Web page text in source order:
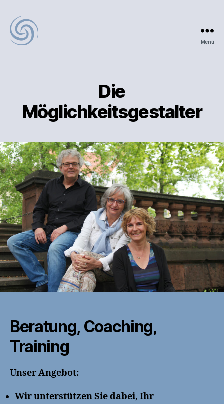
Menü
Die
Möglichkeitsgestalter
Beratung, Coaching,
Training
Unser Angebot:
Wir unterstützen Sie dabei, Ihr